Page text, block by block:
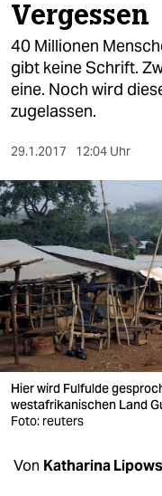
öko
gesellschaft
kultur
sport
berlin
nord
wahrheit
verlag
verlag
veranstaltungen
shop
fragen & hilfe
Vergessen
40 Millionen
gibt keine Schrift.
eine. Noch wird
zugelassen.
29.1.2017 12:04 Uhr
Hier wird Fulfulde
westafrikanischen Land
Foto: reuters
Von Katharina